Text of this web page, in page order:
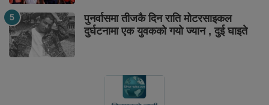
पुनर्वासमा तीजकै दिन राति मोटरसाइकल
दुर्घटनामा एक युवकको गयो ज्यान , दुई घाइते